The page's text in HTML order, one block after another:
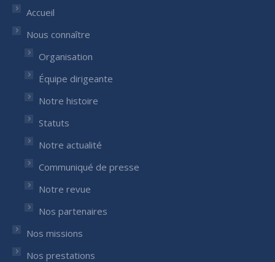
window
in
window
Accueil
Nous connaître
Organisation
Équipe dirigeante
Notre histoire
Statuts
Notre actualité
Communiqué de presse
Notre revue
Nos partenaires
Nos missions
Nos prestations